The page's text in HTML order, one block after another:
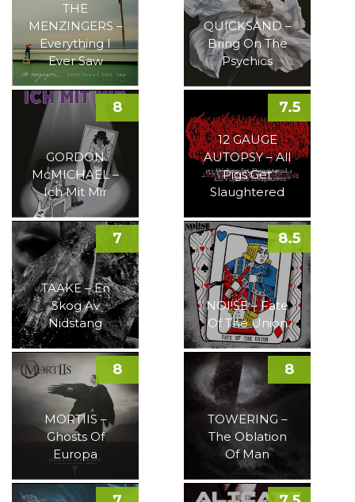
THE
MENZINGERS –
Everything I
Ever Saw
QUICKSAND –
Bring On The
Psychics
GORDON
McMICHAEL –
Ich Mit Mir
8
12 GAUGE
AUTOPSY – All
Pigs Get
Slaughtered
7.5
TAAKE – En
Skog Av
Nidstang
7
NOI!SE – Fate
Of The Union
8.5
MORTIIS –
Ghosts Of
Europa
8
TOWERING –
The Oblation
Of Man
8